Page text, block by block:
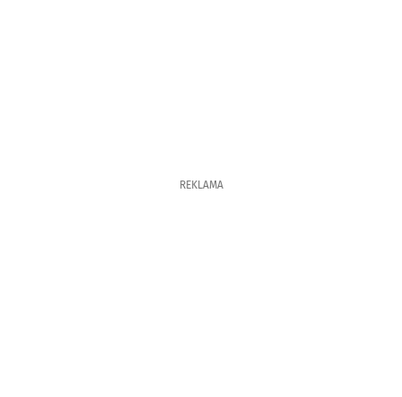
REKLAMA